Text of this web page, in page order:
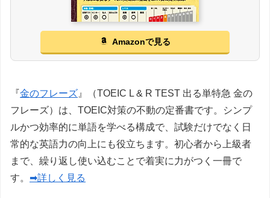
Amazonで見る
『金のフレーズ 』（TOEIC L & R TEST 出る単特急 金の
フレーズ）は、TOEIC対策の不動の定番書です。シンプ
ルかつ効率的に単語を学べる構成で、試験だけでなく日
常的な英語力の向上にも役立ちます。初心者から上級者
まで、繰り返し使い込むことで着実に力がつく一冊で
す。 ➡詳しく見る